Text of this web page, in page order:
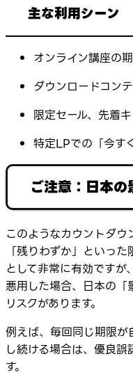
主な利用シーン
オンライン講座の
ダウンロードコン
限定セール、先着
特定LPでの「今す
ご注意：日本
このようなカウントダ
「残りわずか」といっ
として非常に有効です
悪用した場合、日本の
リスクがあります。
例えば、毎回同じ期限
し続ける場合は、優良
す。